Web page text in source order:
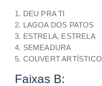
1. DEU PRA TI
2. LAGOA DOS PATOS
3. ESTRELA, ESTRELA
4. SEMEADURA
5. COUVERT ARTÍSTICO
Faixas B: